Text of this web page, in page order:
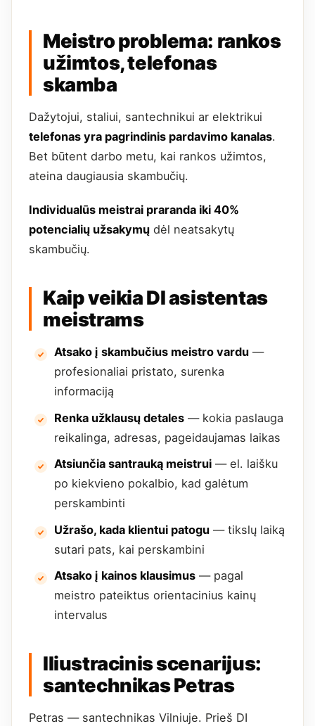
Meistro problema: rankos
užimtos, telefonas
skamba
Dažytojui, staliui, santechnikui ar elektrikui
telefonas yra pagrindinis pardavimo kanalas.
Bet būtent darbo metu, kai rankos užimtos,
ateina daugiausia skambučių.
Individualūs meistrai praranda iki 40%
potencialių užsakymų dėl neatsakytų
skambučių.
Kaip veikia DI asistentas
meistrams
Atsako į skambučius meistro vardu —
profesionaliai pristato, surenka
informaciją
Renka užklausų detales — kokia paslauga
reikalinga, adresas, pageidaujamas laikas
Atsiunčia santrauką meistrui — el. laišku
po kiekvieno pokalbio, kad galėtum
perskambinti
Užrašo, kada klientui patogu — tikslų laiką
sutari pats, kai perskambini
Atsako į kainos klausimus — pagal
meistro pateiktus orientacinius kainų
intervalus
Iliustracinis scenarijus:
santechnikas Petras
Petras — santechnikas Vilniuje. Prieš DI